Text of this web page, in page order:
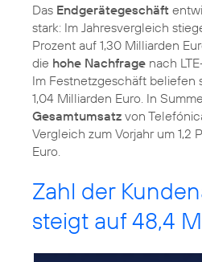
Das Endgerätegeschäft
stark: Im Jahresvergleich
Prozent auf 1,30 Milliarden
die hohe Nachfrage nach
Im Festnetzgeschäft beliefen
1,04 Milliarden Euro. In
Gesamtumsatz von
Vergleich zum Vorjahr um 1,2
Euro.
Zahl der
steigt auf 48,4